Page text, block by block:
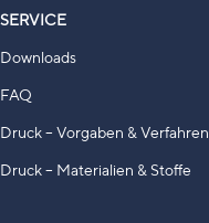
SERVICE
Downloads
FAQ
Druck – Vorgaben & Verfahren
Druck – Materialien & Stoffe